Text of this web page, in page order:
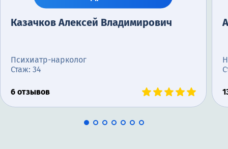
Казачков Алексей Владимирович
Психиатр-нарколог
Стаж: 34
6 отзывов